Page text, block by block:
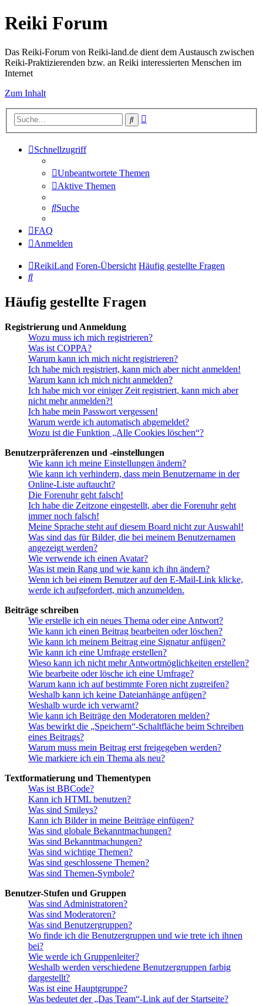
Reiki Forum
Das Reiki-Forum von Reiki-land.de dient dem Austausch zwischen
Reiki-Praktizierenden bzw. an Reiki interessierten Menschen im
Internet
Zum Inhalt
Suche
Schnellzugriff
Unbeantwortete Themen
Aktive Themen
Suche
FAQ
Anmelden
ReikiLand Foren-Übersicht Häufig gestellte Fragen
Suche
Häufig gestellte Fragen
Registrierung und Anmeldung
Wozu muss ich mich registrieren?
Was ist COPPA?
Warum kann ich mich nicht registrieren?
Ich habe mich registriert, kann mich aber nicht anmelden!
Warum kann ich mich nicht anmelden?
Ich habe mich vor einiger Zeit registriert, kann mich aber
nicht mehr anmelden?!
Ich habe mein Passwort vergessen!
Warum werde ich automatisch abgemeldet?
Wozu ist die Funktion „Alle Cookies löschen“?
Benutzerpräferenzen und -einstellungen
Wie kann ich meine Einstellungen ändern?
Wie kann ich verhindern, dass mein Benutzername in der
Online-Liste auftaucht?
Die Forenuhr geht falsch!
Ich habe die Zeitzone eingestellt, aber die Forenuhr geht
immer noch falsch!
Meine Sprache steht auf diesem Board nicht zur Auswahl!
Was sind das für Bilder, die bei meinem Benutzernamen
angezeigt werden?
Wie verwende ich einen Avatar?
Was ist mein Rang und wie kann ich ihn ändern?
Wenn ich bei einem Benutzer auf den E-Mail-Link klicke,
werde ich aufgefordert, mich anzumelden.
Beiträge schreiben
Wie erstelle ich ein neues Thema oder eine Antwort?
Wie kann ich einen Beitrag bearbeiten oder löschen?
Wie kann ich meinem Beitrag eine Signatur anfügen?
Wie kann ich eine Umfrage erstellen?
Wieso kann ich nicht mehr Antwortmöglichkeiten erstellen?
Wie bearbeite oder lösche ich eine Umfrage?
Warum kann ich auf bestimmte Foren nicht zugreifen?
Weshalb kann ich keine Dateianhänge anfügen?
Weshalb wurde ich verwarnt?
Wie kann ich Beiträge den Moderatoren melden?
Was bewirkt die „Speichern“-Schaltfläche beim Schreiben
eines Beitrags?
Warum muss mein Beitrag erst freigegeben werden?
Wie markiere ich ein Thema als neu?
Textformatierung und Thementypen
Was ist BBCode?
Kann ich HTML benutzen?
Was sind Smileys?
Kann ich Bilder in meine Beiträge einfügen?
Was sind globale Bekanntmachungen?
Was sind Bekanntmachungen?
Was sind wichtige Themen?
Was sind geschlossene Themen?
Was sind Themen-Symbole?
Benutzer-Stufen und Gruppen
Was sind Administratoren?
Was sind Moderatoren?
Was sind Benutzergruppen?
Wo finde ich die Benutzergruppen und wie trete ich ihnen
bei?
Wie werde ich Gruppenleiter?
Weshalb werden verschiedene Benutzergruppen farbig
dargestellt?
Was ist eine Hauptgruppe?
Was bedeutet der „Das Team“-Link auf der Startseite?